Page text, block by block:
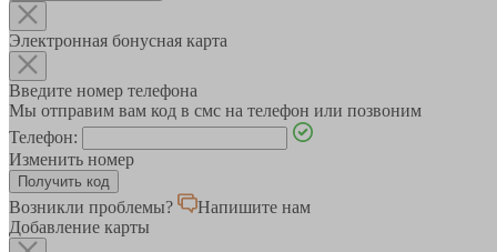
Электронная бонусная карта
Введите номер телефона
Мы отправим вам код в смс на телефон или позвоним
Телефон:
Изменить номер
Возникли проблемы?
Напишите нам
Добавление карты